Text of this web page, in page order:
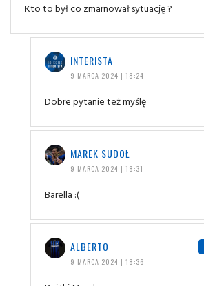
Kto to był co zmarnował sytuację ?
INTERISTA
9 MARCA 2024 | 18:24
Dobre pytanie też myślę
MAREK SUDOŁ
9 MARCA 2024 | 18:31
Barella :(
ALBERTO
9 MARCA 2024 | 18:36